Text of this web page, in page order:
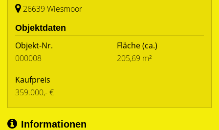
26639 Wiesmoor
Objektdaten
Objekt-Nr.
000008
Fläche(ca.)
205,69 m²
Kaufpreis
359.000,- €
Informationen